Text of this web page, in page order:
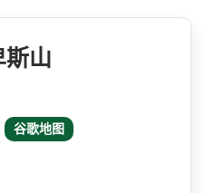
斯山
谷歌地图